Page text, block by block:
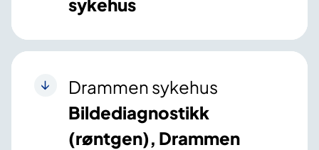
sykehus
Drammen sykehus
Bildediagnostikk
(røntgen), Drammen